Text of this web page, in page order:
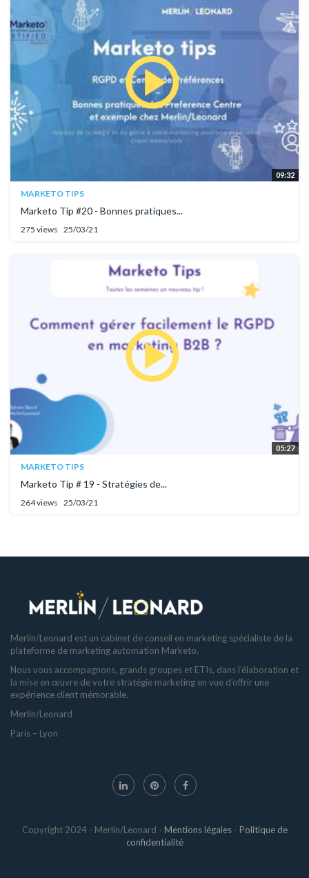
09:32
MARKETO TIPS
Marketo Tip #20 - Bonnes pratiques...
275 views 25/03/21
05:27
MARKETO TIPS
Marketo Tip # 19 - Stratégies de...
264 views 25/03/21
Merlin/Leonard est un cabinet de conseil en marketing spécialiste de la
plateforme de marketing automation Marketo.
Nous vous accompagnons, grands groupes et ETIs, dans l’élaboration et
la mise en œuvre de votre stratégie marketing en vue d’offrir une
expérience client mémorable.
Merlin/Leonard
Paris – Lyon
Copyright 2024 - Merlin/Leonard - Mentions légales- Politique de
confidentialité